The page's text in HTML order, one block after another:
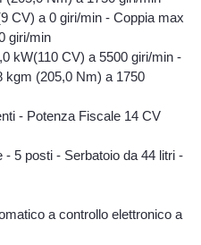
alcune specifiche
esterni alla nostra
finalità connesse con
obblighi derivanti dai
come ad
centri
delle scritture
assicurativi
hardware e
alle necessarie
CV) a 0 giri/min - Coppia max
giri/min
kW(110 CV) a 5500 giri/min -
kgm (205,0 Nm) a 1750
- Potenza Fiscale 14 CV
5 posti - Serbatoio da 44 litri -
a controllo elettronico a